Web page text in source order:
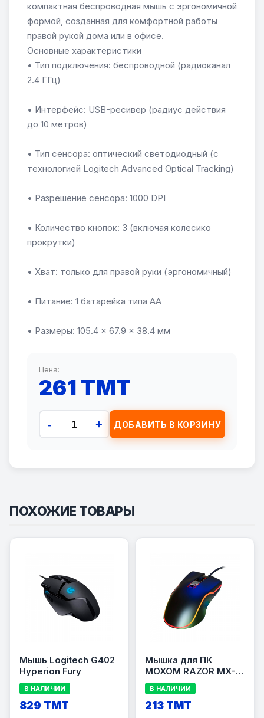
компактная беспроводная мышь с эргономичной
формой, созданная для комфортной работы
правой рукой дома или в офисе.
Основные характеристики
• Тип подключения: беспроводной (радиоканал
2.4 ГГц)
• Интерфейс: USB-ресивер (радиус действия
до 10 метров)
• Тип сенсора: оптический светодиодный (с
технологией Logitech Advanced Optical Tracking)
• Разрешение сенсора: 1000 DPI
• Количество кнопок: 3 (включая колесико
прокрутки)
• Хват: только для правой руки (эргономичный)
• Питание: 1 батарейка типа АА
• Размеры: 105.4 × 67.9 × 38.4 мм
Цена:
261 TMT
- + ДОБАВИТЬ В КОРЗИНУ
ПОХОЖИЕ ТОВАРЫ
Мышь Logitech G402
Hyperion Fury
В НАЛИЧИИ
829 TMT
Мышка для ПК
MOXOM RAZOR MX-
MS10
В НАЛИЧИИ
213 TMT